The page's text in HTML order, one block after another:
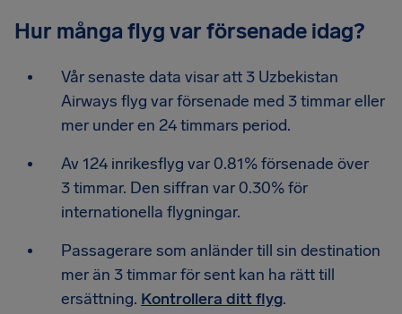
Hur många flyg var försenade idag?
Vår senaste data visar att 3 Uzbekistan
Airways flyg var försenade med 3 timmar eller
mer under en 24 timmars period.
Av 124 inrikesflyg var 0.81% försenade över
3 timmar. Den siffran var 0.30% för
internationella flygningar.
Passagerare som anländer till sin destination
mer än 3 timmar för sent kan ha rätt till
ersättning. Kontrollera ditt flyg.